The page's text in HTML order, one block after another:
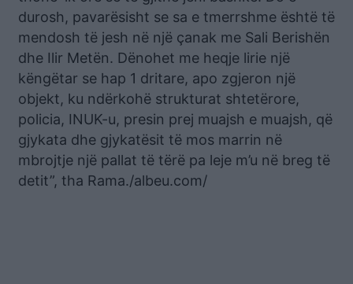
durosh, pavarësisht se sa e tmerrshme është të
mendosh të jesh në një çanak me Sali Berishën
dhe Ilir Metën. Dënohet me heqje lirie një
këngëtar se hap 1 dritare, apo zgjeron një
objekt, ku ndërkohë strukturat shtetërore,
policia, INUK-u, presin prej muajsh e muajsh, që
gjykata dhe gjykatësit të mos marrin në
mbrojtje një pallat të tërë pa leje m’u në breg të
detit”, tha Rama./albeu.com/